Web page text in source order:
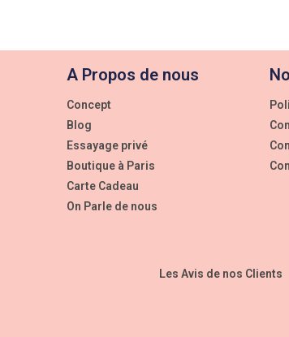
A Propos de nous
Concept
Blog
Essayage privé
Boutique à Paris
Carte Cadeau
On Parle de nous
Les Avis de nos Clients